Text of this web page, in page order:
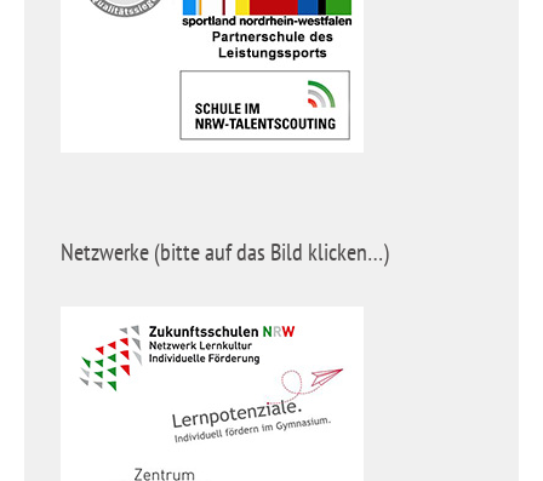
Netzwerke (bitte auf das Bild klicken…)